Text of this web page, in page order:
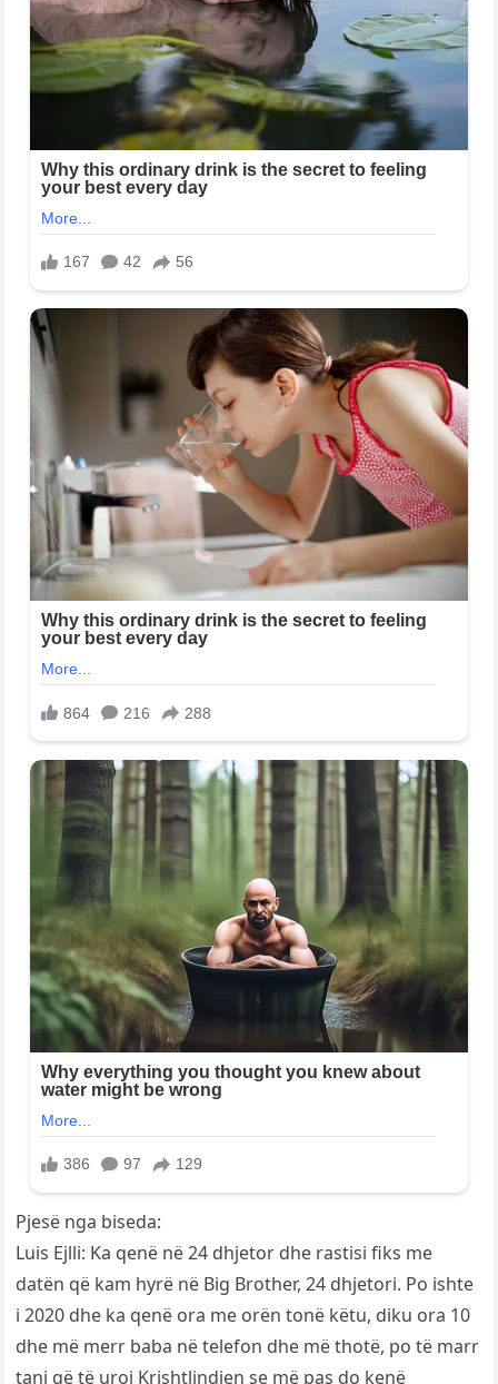
Pjesë nga biseda:
Luis Ejlli: Ka qenë në 24 dhjetor dhe rastisi fiks me
datën që kam hyrë në Big Brother, 24 dhjetori. Po ishte
i 2020 dhe ka qenë ora me orën tonë këtu, diku ora 10
dhe më merr baba në telefon dhe më thotë, po të marr
tani që të uroj Krishtlindjen se më pas do kenë